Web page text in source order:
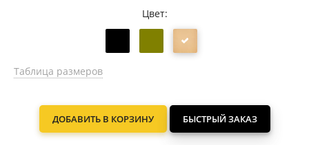
Цвет:
Таблица размеров
ДОБАВИТЬ В КОРЗИНУ БЫСТРЫЙ ЗАКАЗ